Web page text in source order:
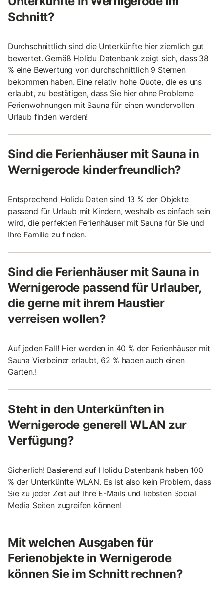
Schnitt?
Durchschnittlich sind die Unterkünfte hier ziemlich gut
bewertet. Gemäß Holidu Datenbank zeigt sich, dass 38
% eine Bewertung von durchschnittlich 9 Sternen
bekommen haben. Eine relativ hohe Quote, die es uns
erlaubt, zu bestätigen, dass Sie hier ohne Probleme
Ferienwohnungen mit Sauna für einen wundervollen
Urlaub finden werden!
Sind die Ferienhäuser mit Sauna in
Wernigerode kinderfreundlich?
Entsprechend Holidu Daten sind 13 % der Objekte
passend für Urlaub mit Kindern, weshalb es einfach sein
wird, die perfekten Ferienhäuser mit Sauna für Sie und
Ihre Familie zu finden.
Sind die Ferienhäuser mit Sauna in
Wernigerode passend für Urlauber,
die gerne mit ihrem Haustier
verreisen wollen?
Auf jeden Fall! Hier werden in 40 % der Ferienhäuser mit
Sauna Vierbeiner erlaubt, 62 % haben auch einen
Garten.!
Steht in den Unterkünften in
Wernigerode generell WLAN zur
Verfügung?
Sicherlich! Basierend auf Holidu Datenbank haben 100
% der Unterkünfte WLAN. Es ist also kein Problem, dass
Sie zu jeder Zeit auf Ihre E-Mails und liebsten Social
Media Seiten zugreifen können!
Mit welchen Ausgaben für
Ferienobjekte in Wernigerode
können Sie im Schnitt rechnen?